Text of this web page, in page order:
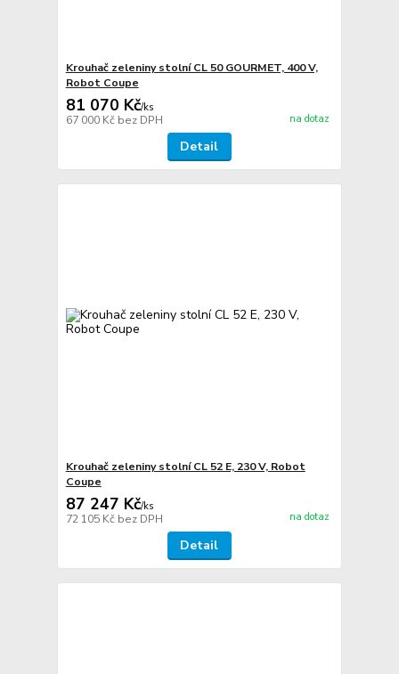
Krouhač zeleniny stolní CL 50 GOURMET, 400 V,
Robot Coupe
81 070 Kč/ks
67 000 Kč bez DPH na dotaz
Detail
Krouhač zeleniny stolní CL 52 E, 230 V, Robot
Coupe
87 247 Kč/ks
72 105 Kč bez DPH na dotaz
Detail